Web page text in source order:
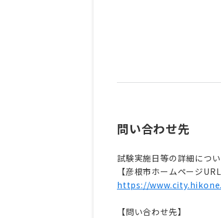
問い合わせ先
試験実施日等の詳細につ
【彦根市ホームページURL
https://
【問い合わせ先】